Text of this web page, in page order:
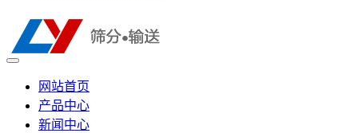
网站首页
产品中心
新闻中心